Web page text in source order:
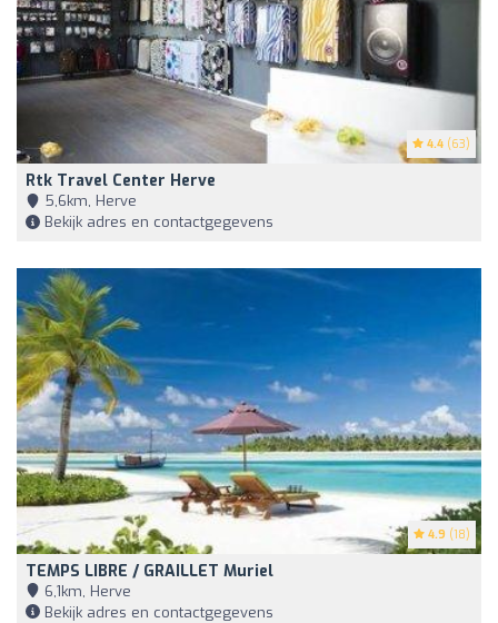
4.4 (63)
Rtk Travel Center Herve
5,6km, Herve
Bekijk adres en contactgegevens
4.9 (18)
TEMPS LIBRE / GRAILLET Muriel
6,1km, Herve
Bekijk adres en contactgegevens